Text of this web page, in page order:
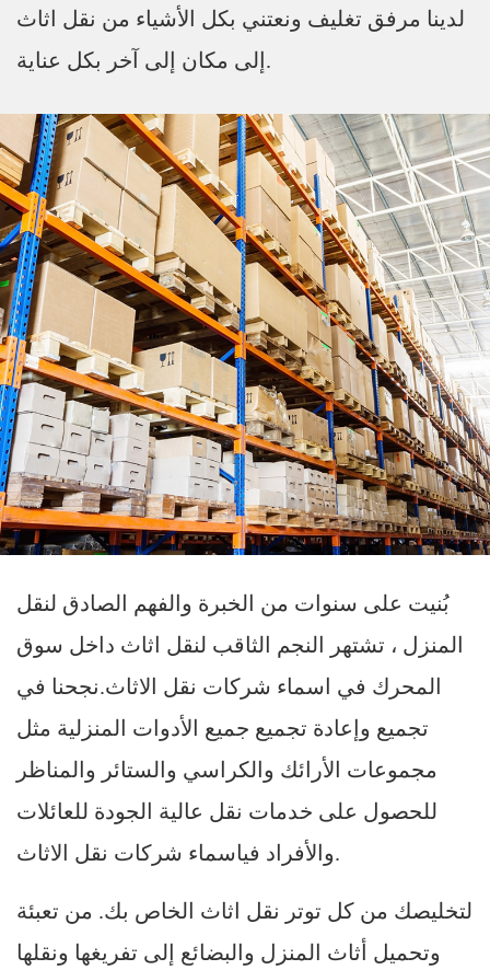
لدينا مرفق تغليف ونعتني بكل الأشياء من نقل اثاث
إلى مكان إلى آخر بكل عناية.
بُنيت على سنوات من الخبرة والفهم الصادق لنقل
المنزل ، تشتهر النجم الثاقب لنقل اثاث داخل سوق
المحرك في اسماء شركات نقل الاثاث.نجحنا في
تجميع وإعادة تجميع جميع الأدوات المنزلية مثل
مجموعات الأرائك والكراسي والستائر والمناظر
للحصول على خدمات نقل عالية الجودة للعائلات
والأفراد فياسماء شركات نقل الاثاث.
لتخليصك من كل توتر نقل اثاث الخاص بك. من تعبئة
وتحميل أثاث المنزل والبضائع إلى تفريغها ونقلها